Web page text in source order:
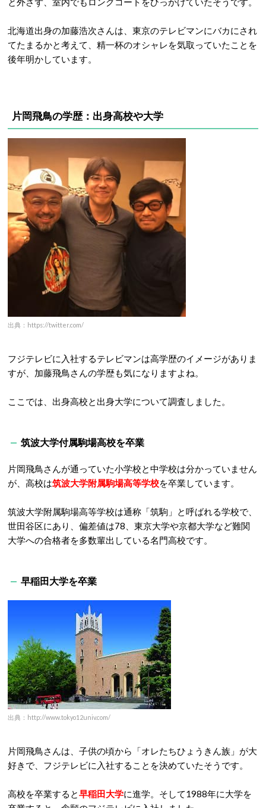
北海道出身の加藤浩次さんは、東京のテレビマンにバカにされ
てたまるかと考えて、精一杯のオシャレを気取っていたことを
後年明かしています。
片岡飛鳥の学歴：出身高校や大学
出典：https://twitter.com/
フジテレビに入社するテレビマンは高学歴のイメージがありま
すが、加藤飛鳥さんの学歴も気になりますよね。
ここでは、出身高校と出身大学について調査しました。
筑波大学付属駒場高校を卒業
片岡飛鳥さんが通っていた小学校と中学校は分かっていません
が、高校は筑波大学附属駒場高等学校を卒業しています。
筑波大学附属駒場高等学校は通称「筑駒」と呼ばれる学校で、
世田谷区にあり、偏差値は78、東京大学や京都大学など難関
大学への合格者を多数輩出している名門高校です。
早稲田大学を卒業
出典：http://www.tokyo12univ.com/
片岡飛鳥さんは、子供の頃から「オレたちひょうきん族」が大
好きで、フジテレビに入社することを決めていたそうです。
高校を卒業すると早稲田大学に進学。そして1988年に大学を